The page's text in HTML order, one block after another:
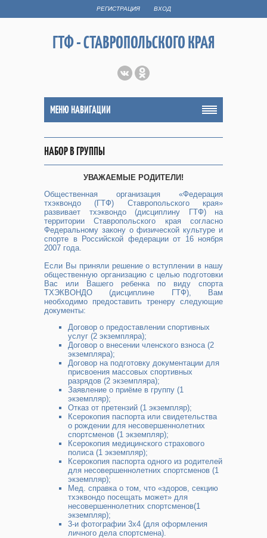
РЕГИСТРАЦИЯ ВХОД
ГТФ - СТАВРОПОЛЬСКОГО КРАЯ
МЕНЮ НАВИГАЦИИ
НАБОР В ГРУППЫ
УВАЖАЕМЫЕ РОДИТЕЛИ!
Общественная организация «Федерация
тхэквондо (ГТФ) Ставропольского края»
развивает тхэквондо (дисциплину ГТФ) на
территории Ставропольского края согласно
Федеральному закону о физической культуре и
спорте в Российской федерации от 16 ноября
2007 года.
Если Вы приняли решение о вступлении в нашу
общественную организацию с целью подготовки
Вас или Вашего ребенка по виду спорта
ТХЭКВОНДО (дисциплине ГТФ), Вам
необходимо предоставить тренеру следующие
документы:
Договор о предоставлении спортивных
услуг (2 экземпляра);
Договор о внесении членского взноса (2
экземпляра);
Договор на подготовку документации для
присвоения массовых спортивных
разрядов (2 экземпляра);
Заявление о приёме в группу (1
экземпляр);
Отказ от претензий (1 экземпляр);
Ксерокопия паспорта или свидетельства
о рождении для несовершеннолетних
спортсменов (1 экземпляр);
Ксерокопия медицинского страхового
полиса (1 экземпляр);
Ксерокопия паспорта одного из родителей
для несовершеннолетних спортсменов (1
экземпляр);
Мед. справка о том, что «здоров, секцию
тхэквондо посещать может» для
несовершеннолетних спортсменов(1
экземпляр);
3-и фотографии 3x4 (для оформления
личного дела спортсмена).